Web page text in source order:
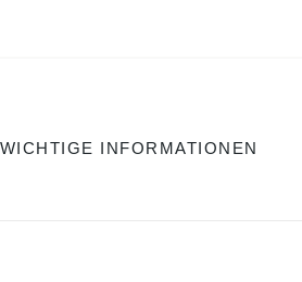
WICHTIGE INFORMATIONEN